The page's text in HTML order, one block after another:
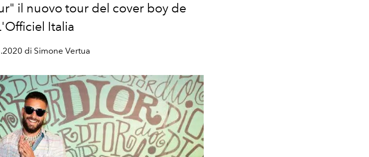
il nuovo tour del cover boy de
Italia
di Simone Vertua